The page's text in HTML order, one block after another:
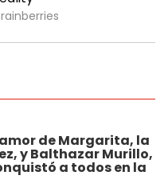
de Margarita, la
y Balthazar Murillo,
a todos en la